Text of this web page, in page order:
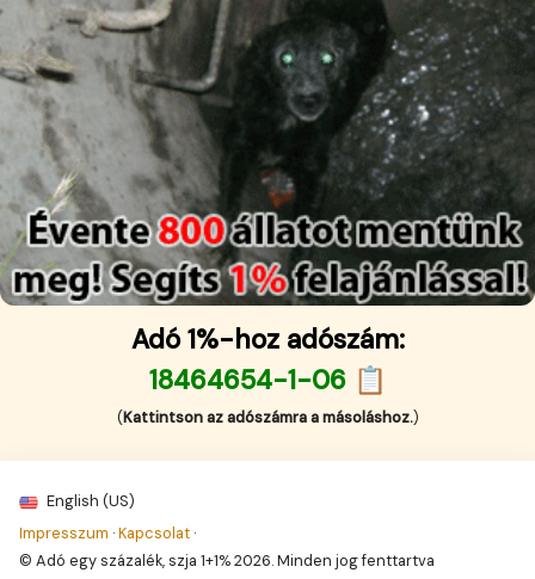
Adó 1%-hoz adószám:
18464654-1-06 📋
(Kattintson az adószámra a másoláshoz.)
English (US)
Impresszum ·Kapcsolat ·
© Adó egy százalék, szja 1+1% 2026. Minden jog fenttartva